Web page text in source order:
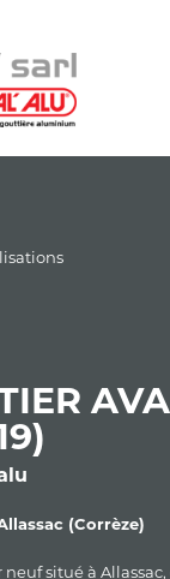
(Corrèze)
situé à